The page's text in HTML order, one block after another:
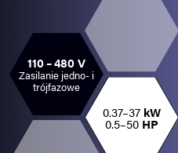
110 – 480 V
Zasilanie jedno- i
trójfazowe
0.37–37 kW
0.5–50 HP